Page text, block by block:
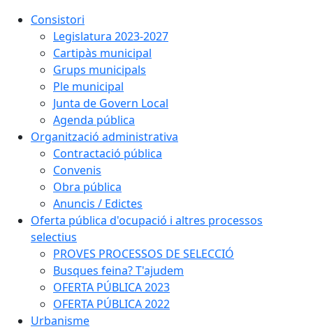
Consistori
Legislatura 2023-2027
Cartipàs municipal
Grups municipals
Ple municipal
Junta de Govern Local
Agenda pública
Organització administrativa
Contractació pública
Convenis
Obra pública
Anuncis / Edictes
Oferta pública d'ocupació i altres processos
selectius
PROVES PROCESSOS DE SELECCIÓ
Busques feina? T'ajudem
OFERTA PÚBLICA 2023
OFERTA PÚBLICA 2022
Urbanisme